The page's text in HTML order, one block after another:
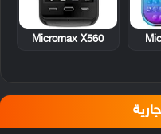
Micromax X560